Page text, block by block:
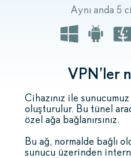
Aynı anda 5
VPN’ler
Cihazınız ile
oluşturulur. Bu tünel
özel ağa bağlanırsınız.
Bu ağ, normalde bağlı
sunucu üzerinden